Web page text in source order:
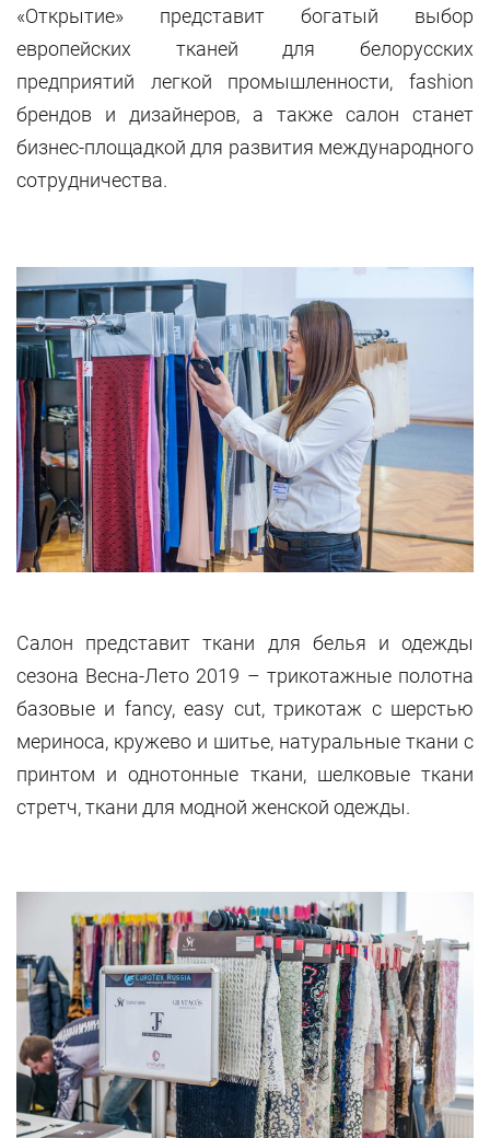
«Открытие» представит богатый выбор
европейских тканей для белорусских
предприятий легкой промышленности, fashion
брендов и дизайнеров, а также салон станет
бизнес-площадкой для развития международного
сотрудничества.
Салон представит ткани для белья и одежды
сезона Весна-Лето 2019 – трикотажные полотна
базовые и fancy, easy cut, трикотаж с шерстью
мериноса, кружево и шитье, натуральные ткани с
принтом и однотонные ткани, шелковые ткани
стретч, ткани для модной женской одежды.